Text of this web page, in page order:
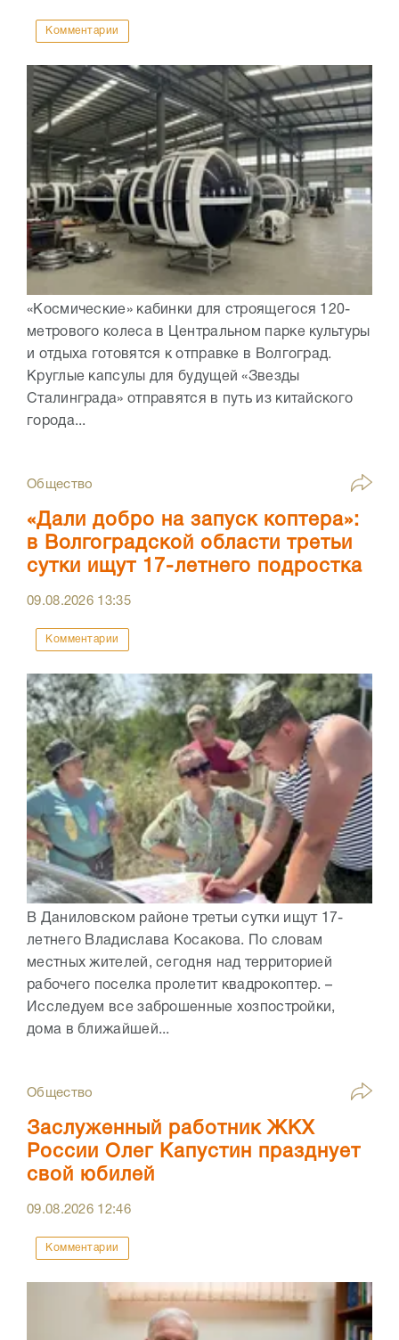
Комментарии
«Космические» кабинки для строящегося 120-
метрового колеса в Центральном парке культуры
и отдыха готовятся к отправке в Волгоград.
Круглые капсулы для будущей «Звезды
Сталинграда» отправятся в путь из китайского
города...
Общество
«Дали добро на запуск коптера»:
в Волгоградской области третьи
сутки ищут 17-летнего подростка
09.08.2026 13:35
Комментарии
В Даниловском районе третьи сутки ищут 17-
летнего Владислава Косакова. По словам
местных жителей, сегодня над территорией
рабочего поселка пролетит квадрокоптер. –
Исследуем все заброшенные хозпостройки,
дома в ближайшей...
Общество
Заслуженный работник ЖКХ
России Олег Капустин празднует
свой юбилей
09.08.2026 12:46
Комментарии